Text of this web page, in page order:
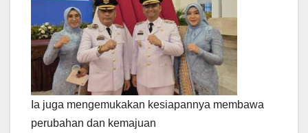
Ia juga mengemukakan kesiapannya membawa
perubahan dan kemajuan